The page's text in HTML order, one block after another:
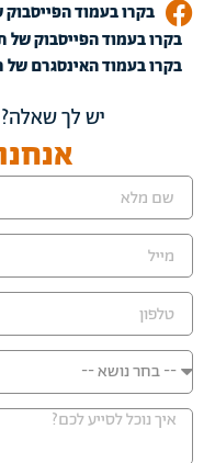
בקרו בעמוד הפייסבוק
בקרו בעמוד הפייסבוק של
בקרו בעמוד האינסגרם של
יש לך